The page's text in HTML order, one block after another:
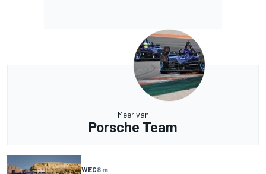
Meer van
Porsche Team
WEC8 m